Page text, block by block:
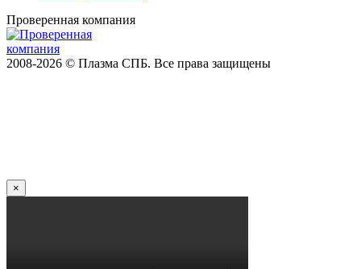
Проверенная компания
2008-2026 © Плазма СПБ. Все права защищены
×